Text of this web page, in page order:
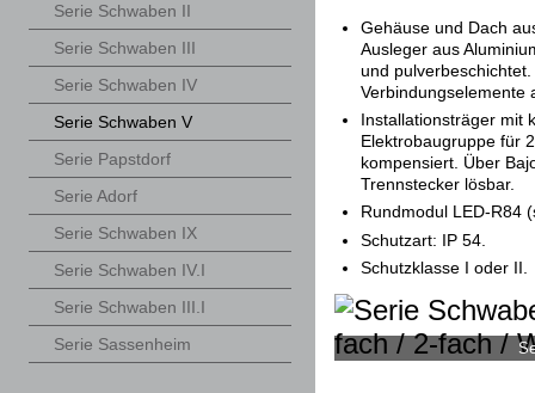
Gehäuse und Dach
Ausleger aus
und pulverbeschichtet.
Verbindungselemente
Installationsträger mit
Elektrobaugruppe für
kompensiert. Über
Trennstecker lösbar.
Rundmodul LED-R84
Schutzart: IP 54.
Schutzklasse I oder II.
Serie Schwaben II
Serie Schwaben III
Serie Schwaben IV
Serie Schwaben V
Serie Papstdorf
Serie Adorf
Serie Schwaben IX
Serie Schwaben IV.I
Serie Schwaben III.I
Serie Sassenheim